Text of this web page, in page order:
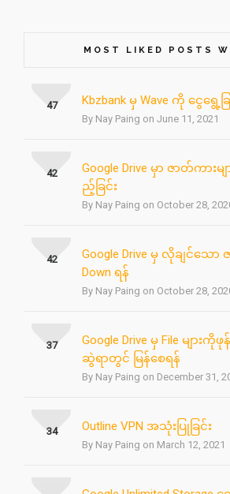
MOST LIKED POSTS
Kbzbank မှ Wave ကို ငွေရွေ့ခ
By Nay Paing on June 11, 2021
47
Google Drive မှာ ဇာတ်ကာ
ည့်ခြင်း
By Nay Paing on October 28,
42
Google Drive မှ လိုချင်သော
Down ရန်
By Nay Paing on October 28,
42
Google Drive မှ File များကိုဖု
ဆွဲရာတွင် မြန်စေရန်
By Nay Paing on December 31,
37
Outline VPN အသုံးပြုခြင်း
By Nay Paing on March 12, 2021
34